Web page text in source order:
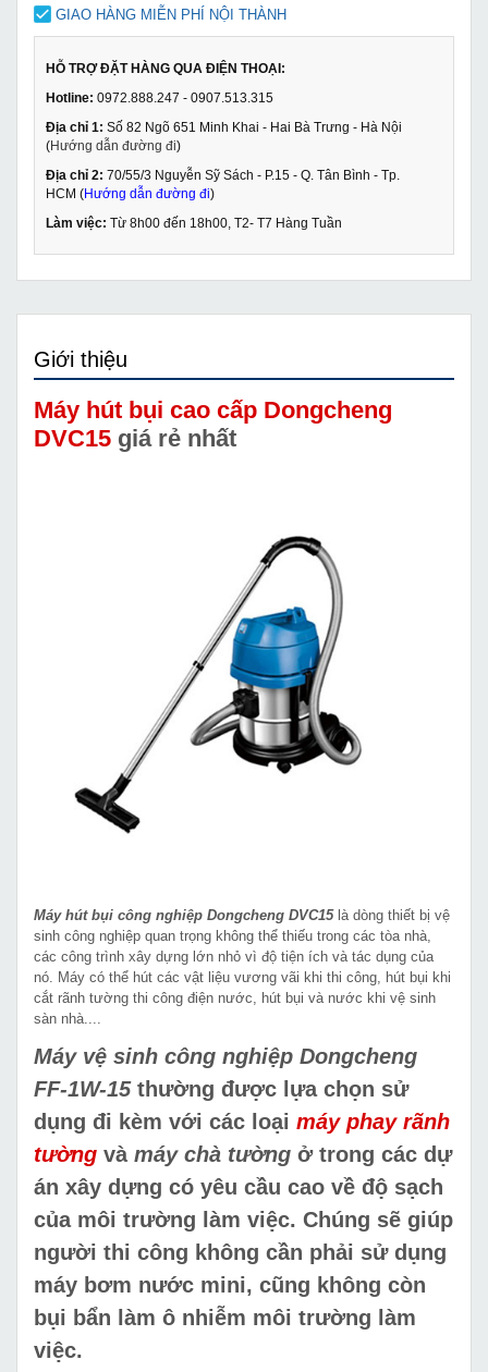
GIAO HÀNG MIỄN PHÍ NỘI THÀNH
HỖ TRỢ ĐẶT HÀNG QUA ĐIỆN THOẠI:
Hotline: 0972.888.247 - 0907.513.315
Địa chỉ 1: Số 82 Ngõ 651 Minh Khai - Hai Bà Trưng - Hà Nội
(Hướng dẫn đường đi)
Địa chỉ 2: 70/55/3 Nguyễn Sỹ Sách - P.15 - Q. Tân Bình - Tp.
HCM (Hướng dẫn đường đi)
Làm việc: Từ 8h00 đến 18h00, T2- T7 Hàng Tuần
Giới thiệu
Máy hút bụi cao cấp Dongcheng
DVC15 giá rẻ nhất
Máy hút bụi công nghiệp Dongcheng DVC15 là dòng thiết bị vệ
sinh công nghiệp quan trọng không thể thiếu trong các tòa nhà,
các công trình xây dựng lớn nhỏ vì độ tiện ích và tác dụng của
nó. Máy có thể hút các vật liệu vương vãi khi thi công, hút bụi khi
cắt rãnh tường thi công điện nước, hút bụi và nước khi vệ sinh
sàn nhà....
Máy vệ sinh công nghiệp Dongcheng
FF-1W-15thường được lựa chọn sử
dụng đi kèm với các loại máy phay rãnh
tường vàmáy chà tường ở trong các dự
án xây dựng có yêu cầu cao về độ sạch
của môi trường làm việc. Chúng sẽ giúp
người thi công không cần phải sử dụng
máy bơm nước mini, cũng không còn
bụi bẩn làm ô nhiễm môi trường làm
việc.